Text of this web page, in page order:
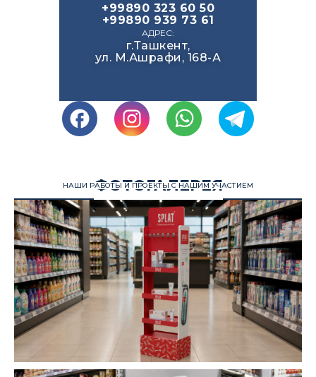
+99890 323 60 50
+99890 939 73 61
АДРЕС:
г.Ташкент,
ул. М.Ашрафи, 168-А
ФОТОГАЛЕРЕЯ
НАШИ РАБОТЫ И ПРОЕКТЫ С НАШИМ УЧАСТИЕМ